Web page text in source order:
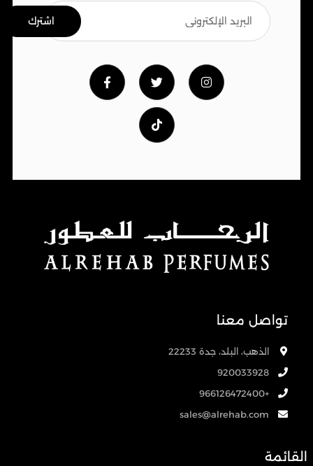
تواصل معنا
الذهب، البلد، جدة 22233
920033928
+966126472400
sales@alrehab.com
القائمة